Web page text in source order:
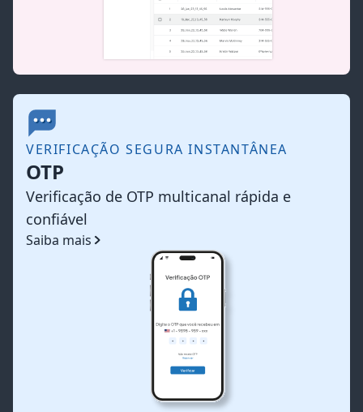
VERIFICAÇÃO SEGURA INSTANTÂNEA
OTP
Verificação de OTP multicanal rápida e
confiável
Saiba mais